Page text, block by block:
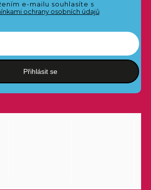
e-mailu souhlasíte s
ochrany osobních údajů
Přihlásit se